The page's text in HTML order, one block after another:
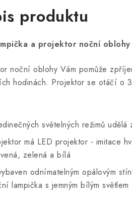
produktu
a projektor noční oblohy
noční oblohy Vám pomůže
hodinách. Projektor se otáčí o
světelných režimů
má LED projektor - imitace
zelená a bílá
odnímatelným opálovým
lampička s jemným bílým světlem